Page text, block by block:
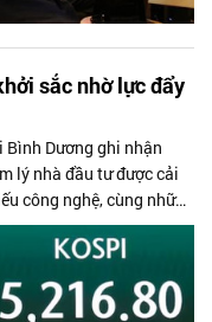
sắc nhờ lực đẩy
Bình Dương ghi nhận
lý nhà đầu tư được cải
công nghệ, cùng những
vọng hạ nhiệt căng